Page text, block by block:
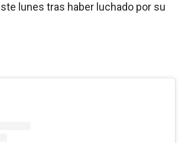
lunes tras haber luchado por su